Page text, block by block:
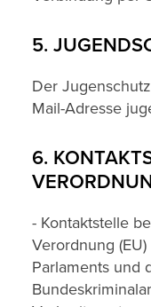
5.
Der
Mail-Adresse
6.
- Kontaktstelle
Verordnung
Parlaments und